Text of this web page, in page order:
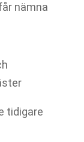
nämna
tidigare